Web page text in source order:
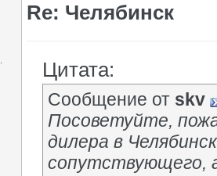
Re: Челябинск
Цитата:
Сообщение от skv
Посоветуйте,
дилера в
сопутствующего,